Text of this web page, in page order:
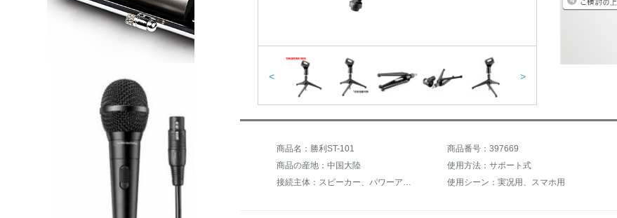
< >
商品名：勝利ST-101 商品番号：397669
商品の産地：中国大陸
使用方法：サポート式
接続主体：スピーカー、パワーアンプ
使用シーン：実况用、スマホ用